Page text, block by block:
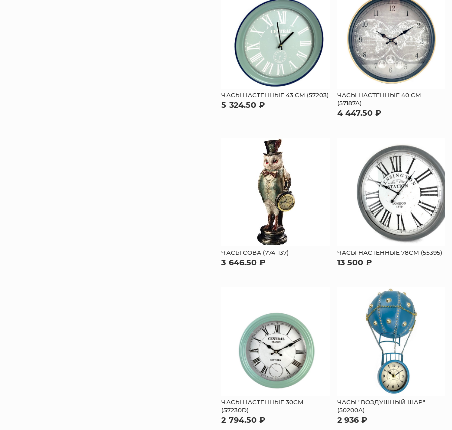
ЧАСЫ НАСТЕННЫЕ 43 СМ (57203)
5 324.50 ₽
ЧАСЫ НАСТЕННЫЕ 40 СМ
(57187А)
4 447.50 ₽
ЧАСЫ СОВА (774-137)
3 646.50 ₽
ЧАСЫ НАСТЕННЫЕ 78СМ (55395)
13 500 ₽
ЧАСЫ НАСТЕННЫЕ 30СМ
(57230D)
2 794.50 ₽
ЧАСЫ "ВОЗДУШНЫЙ ШАР"
(50200А)
2 936 ₽